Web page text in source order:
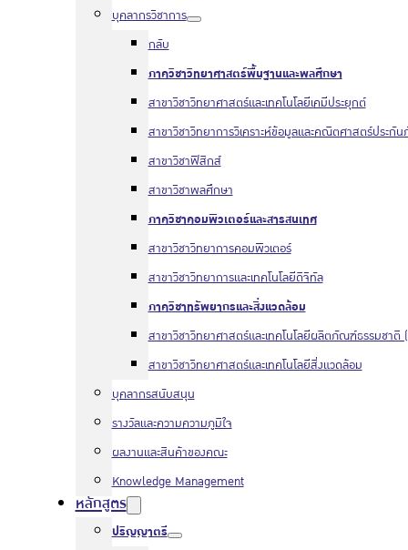
บุคลากรวิชาการ
กลับ
ภาควิชาวิทยาศาสตร์พื้นฐานและพลศึกษา
สาขาวิชาวิทยาศาสตร์และเทคโนโลยีเคมีประยุกต์
สาขาวิชาวิทยาการวิเคราะห์ข้อมูลและคณิตศาสตร์ประกั
สาขาวิชาฟิสิกส์
สาขาวิชาพลศึกษา
ภาควิชาคอมพิวเตอร์และสารสนเทศ
สาขาวิชาวิทยาการคอมพิวเตอร์
สาขาวิชาวิทยาการและเทคโนโลยีดิจิทัล
ภาควิชาทรัพยากรและสิ่งแวดล้อม
สาขาวิชาวิทยาศาสตร์และเทคโนโลยีผลิตภัณฑ์ธรรมชาติ
สาขาวิชาวิทยาศาสตร์และเทคโนโลยีสิ่งแวดล้อม
บุคลากรสนับสนุน
รางวัลและความความภูมิใจ
ผลงานและสินค้าของคณะ
Knowledge Management
หลักสูตร
ปริญญาตรี